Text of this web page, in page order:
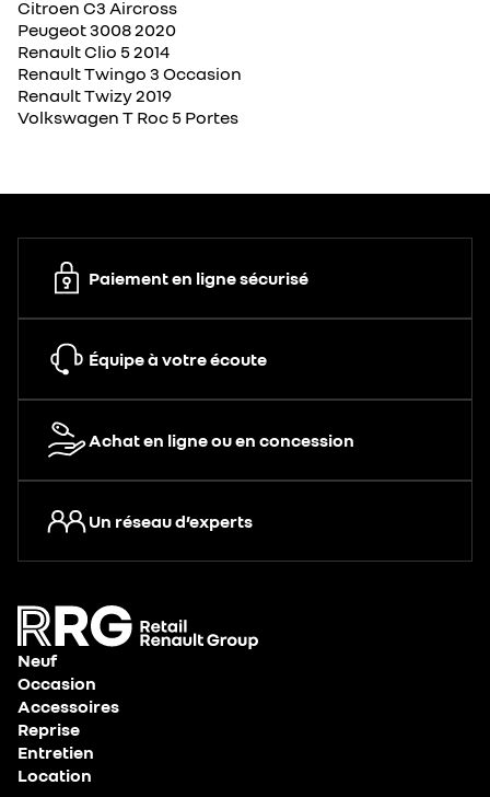
Citroen C3 Aircross
Peugeot 3008 2020
Renault Clio 5 2014
Renault Twingo 3 Occasion
Renault Twizy 2019
Volkswagen T Roc 5 Portes
Paiement en ligne sécurisé
Équipe à votre écoute
Achat en ligne ou en concession
Un réseau d’experts
Neuf
Occasion
Accessoires
Reprise
Entretien
Location